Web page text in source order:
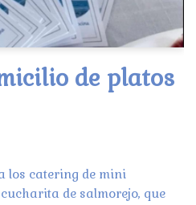
de platos
los catering de mini
de salmorejo, que